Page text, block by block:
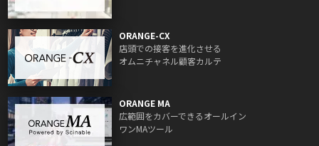
ORANGE-CX
店頭での接客を進化させる
オムニチャネル顧客カルテ
ORANGE MA
広範囲をカバーできるオールイン
ワンMAツール